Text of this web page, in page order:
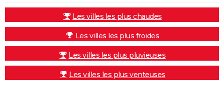
Les villes les plus chaudes
Les villes les plus froides
Les villes les plus pluvieuses
Les villes les plus venteuses